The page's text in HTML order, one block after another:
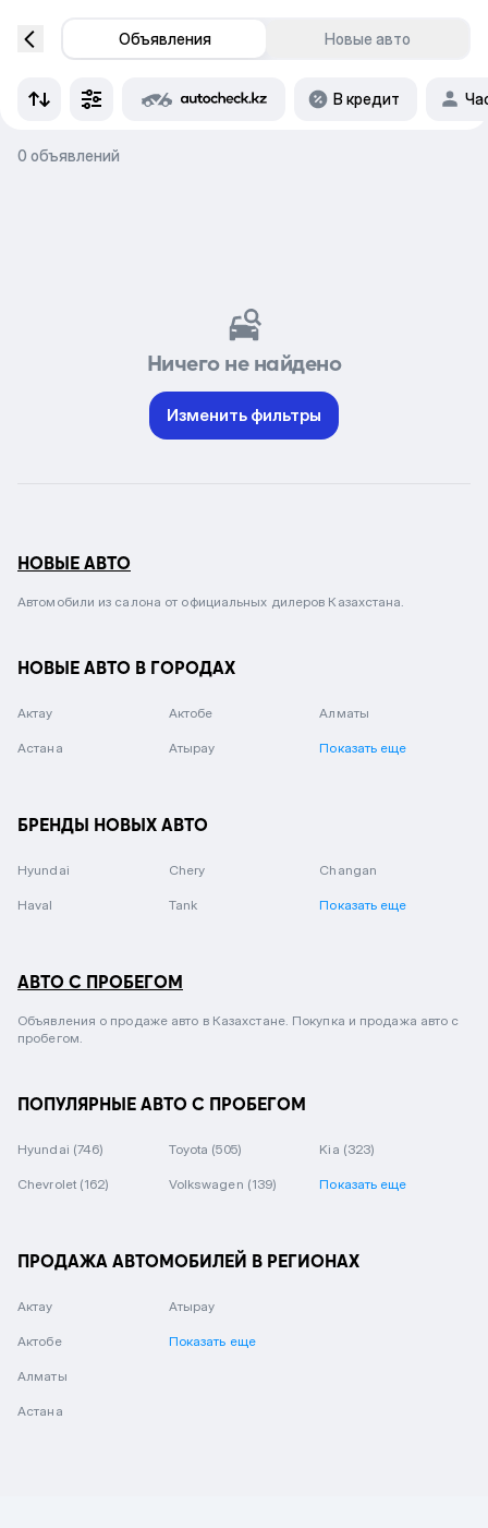
Объявления Новые авто
В кредит
0 объявлений
Ничего не найдено
Изменить фильтры
НОВЫЕ АВТО
Автомобили из салона от официальных дилеров Казахстана.
НОВЫЕ АВТО В ГОРОДАХ
Актау Актобе Алматы
Астана Атырау Показать еще
БРЕНДЫ НОВЫХ АВТО
Hyundai Chery Changan
Haval Tank Показать еще
АВТО С ПРОБЕГОМ
Объявления о продаже авто в Казахстане. Покупка и продажа авто с
пробегом.
ПОПУЛЯРНЫЕ АВТО С ПРОБЕГОМ
Hyundai (746) Toyota (505) Kia (323)
Chevrolet (162) Volkswagen (139) Показать еще
ПРОДАЖА АВТОМОБИЛЕЙ В РЕГИОНАХ
Актау
Актобе
Алматы
Астана
Атырау
Показать еще